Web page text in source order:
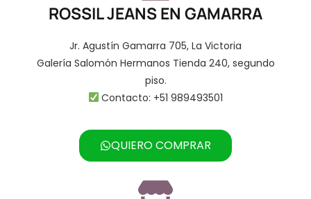
ROSSIL JEANS EN GAMARRA
Jr. Agustín Gamarra 705, La Victoria
Galería Salomón Hermanos Tienda 240, segundo
piso.
Contacto: +51 989493501
QUIERO COMPRAR